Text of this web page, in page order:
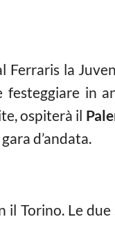
la
in
ospiterà il
d’andata.
il Torino. Le